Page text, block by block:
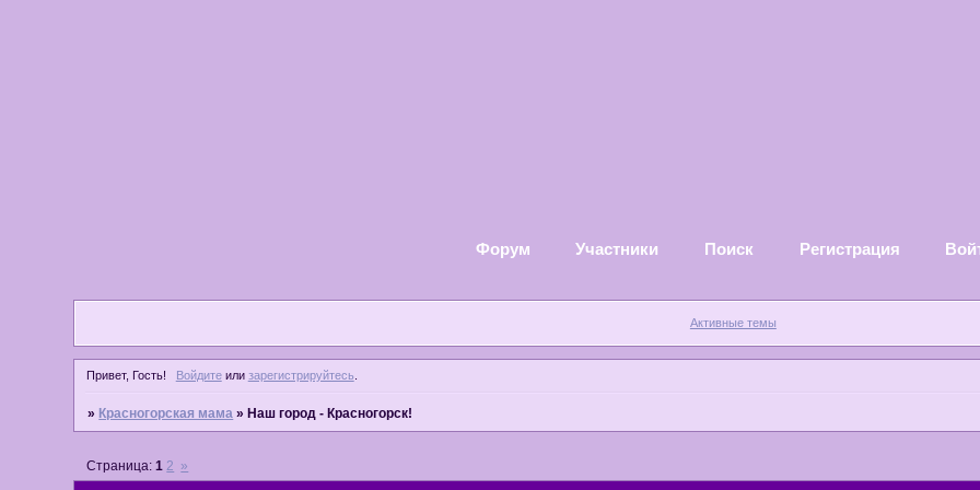
Форум Участники Поиск Регистрация
Активные темы
Привет, Гость! Войдитеили зарегистрируйтесь.
» Красногорская мама »Наш город - Красногорск!
Страница:1 2 »